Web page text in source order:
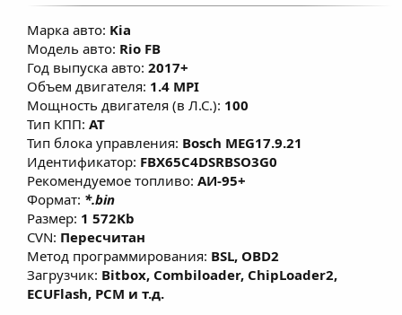
АИ95! Произведена настройка карт
топливоподачи, УОЗ, коррекции УОЗ,
системы изменения фаз ГРМ, изменены
факторы, влияющие на расчет моментной
модели, переработаны алгоритмы
включения кондиционера в мощностном
режиме, что позволяет улучшить
эластичность и динамику без
существенного изменения расхода
топлива. Данные решения предназначены
для повседневной езды при этом не влияет
на ресурс двигателя, а в большинстве
случаев при использовании
рекомендованного топлива (согласно ТТХ
Марка авто: Kia
Модель авто: Rio FB
Год выпуска авто: 2017+
Объем двигателя: 1.4 MPI
Мощность двигателя (в Л.С.): 100
Тип КПП: AT
Тип блока управления: Bosch MEG17.9.21
Идентификатор: FBX65C4DSRBSO3G0
Рекомендуемое топливо: АИ-95+
Формат: *.bin
Размер: 1 572Kb
CVN: Пересчитан
Метод программирования: BSL, OBD2
Загрузчик: Bitbox, Combiloader, ChipLoader2,
ECUFlash, PCM и т.д.